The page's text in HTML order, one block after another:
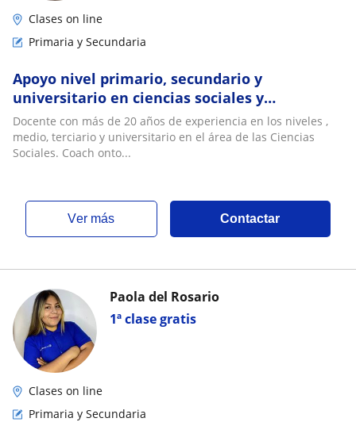
Clases on line
Primaria y Secundaria
Apoyo nivel primario, secundario y
universitario en ciencias sociales y
metodologías de estudio
Docente con más de 20 años de experiencia en los niveles ,
medio, terciario y universitario en el área de las Ciencias
Sociales. Coach onto...
ver más Contactar
1ª clase gratis
Paola del Rosario
Clases on line
Primaria y Secundaria